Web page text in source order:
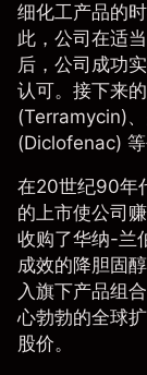
细化工产品的
此，公司在适
后，公司成功
认可。接下来
(Terramycin)
(Diclofenac) 等
在20世纪90年
的上市使公司
收购了华纳-兰
成效的降胆固
入旗下产品组
心勃勃的全球
股价。